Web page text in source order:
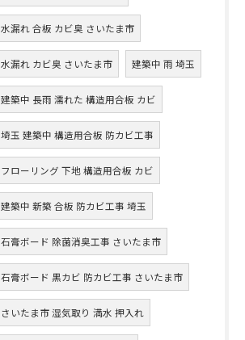
水漏れ 合板 カビ臭 さいたま市
水漏れ カビ臭 さいたま市 建築中 雨 埼玉
建築中 長雨 濡れた 構造用合板 カビ
埼玉 建築中 構造用合板 防カビ工事
フローリング 下地 構造用合板 カビ
建築中 新築 合板 防カビ工事 埼玉
石膏ボード 除菌消臭工事 さいたま市
石膏ボード 黒カビ 防カビ工事 さいたま市
さいたま市 湿気取り 満水 押入れ